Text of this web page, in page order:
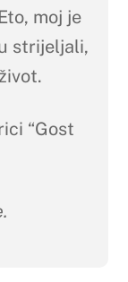
moj je
strijeljali,
“Gost